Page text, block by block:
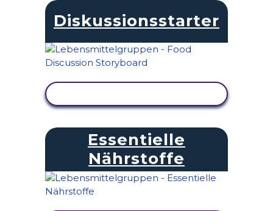
Diskussionsstarter
Essentielle
Nährstoffe